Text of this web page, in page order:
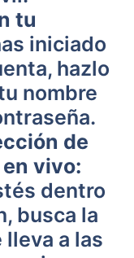
tu
iniciado
hazlo
nombre
de
vivo:
dentro
busca la
a las